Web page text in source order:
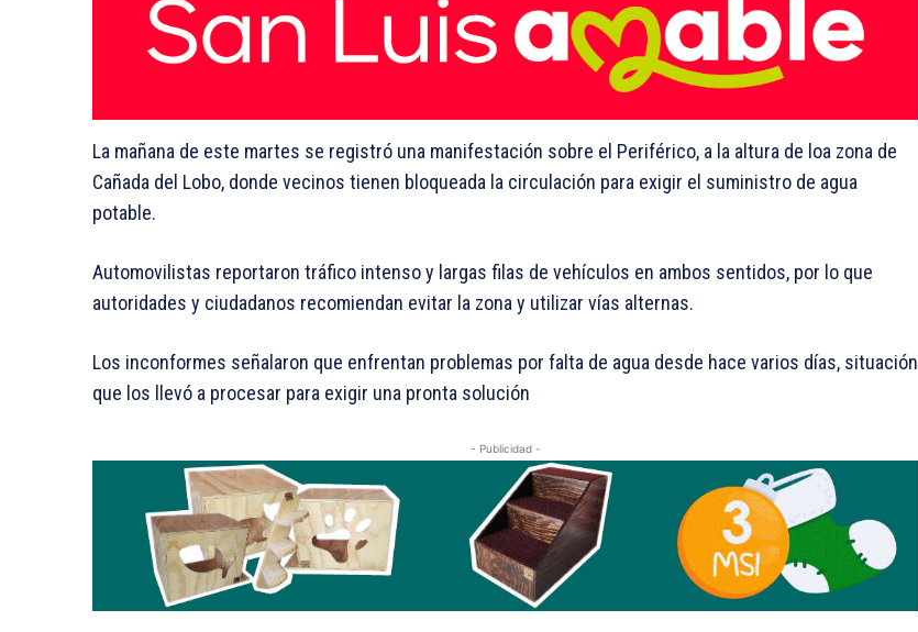
La mañana de este martes se registró una manifestación sobre el Periférico, a la altura de loa zona de
Cañada del Lobo, donde vecinos tienen bloqueada la circulación para exigir el suministro de agua
potable.
Automovilistas reportaron tráfico intenso y largas filas de vehículos en ambos sentidos, por lo que
autoridades y ciudadanos recomiendan evitar la zona y utilizar vías alternas.
Los inconformes señalaron que enfrentan problemas por falta de agua desde hace varios días, situación
que los llevó a procesar para exigir una pronta solución
- Publicidad -